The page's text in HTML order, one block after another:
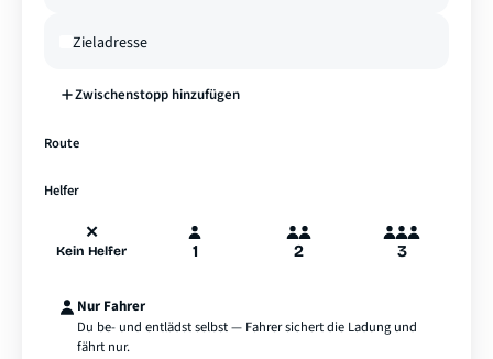
Zwischenstopp hinzufügen
Route
Helfer
✕
Kein Helfer 1 2 3
Nur Fahrer
Du be- und entlädst selbst — Fahrer sichert die Ladung und
fährt nur.